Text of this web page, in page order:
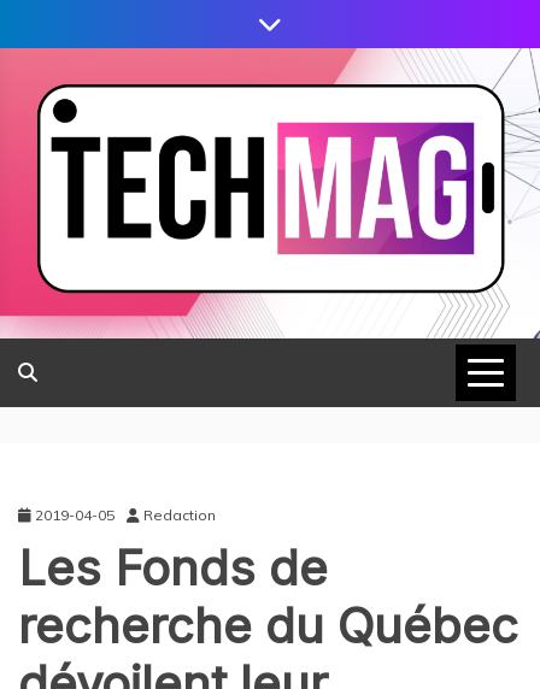
2019-04-05 Redaction
Les Fonds de
recherche du Québec